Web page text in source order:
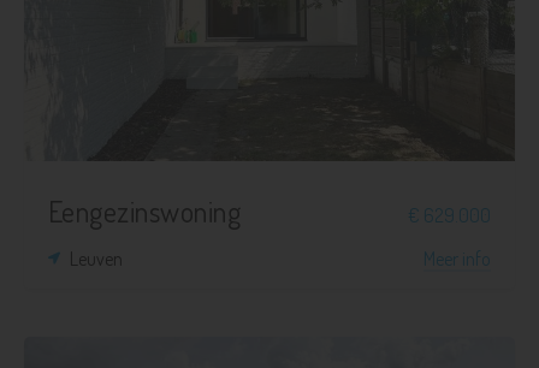
121 m²
Eengezinswoning
€ 629.000
Leuven
Meer info